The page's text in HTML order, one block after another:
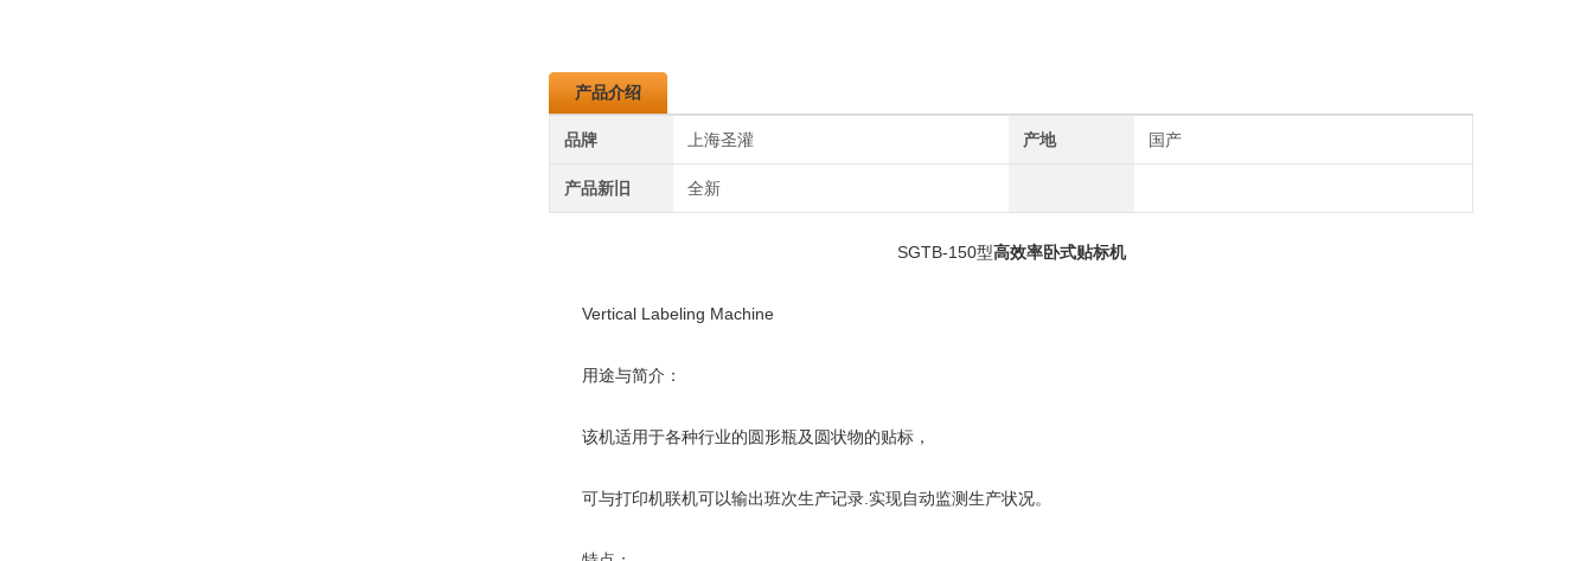
产品介绍
品牌 上海圣灌 产地 国产
产品新旧 全新
SGTB-150型高效率卧式贴标机
Vertical Labeling Machine
用途与简介：
该机适用于各种行业的圆形瓶及圆状物的贴标，
可与打印机联机可以输出班次生产记录.实现自动监测生产状况。